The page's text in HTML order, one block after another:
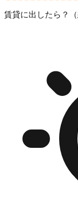
賃貸に出したら？（